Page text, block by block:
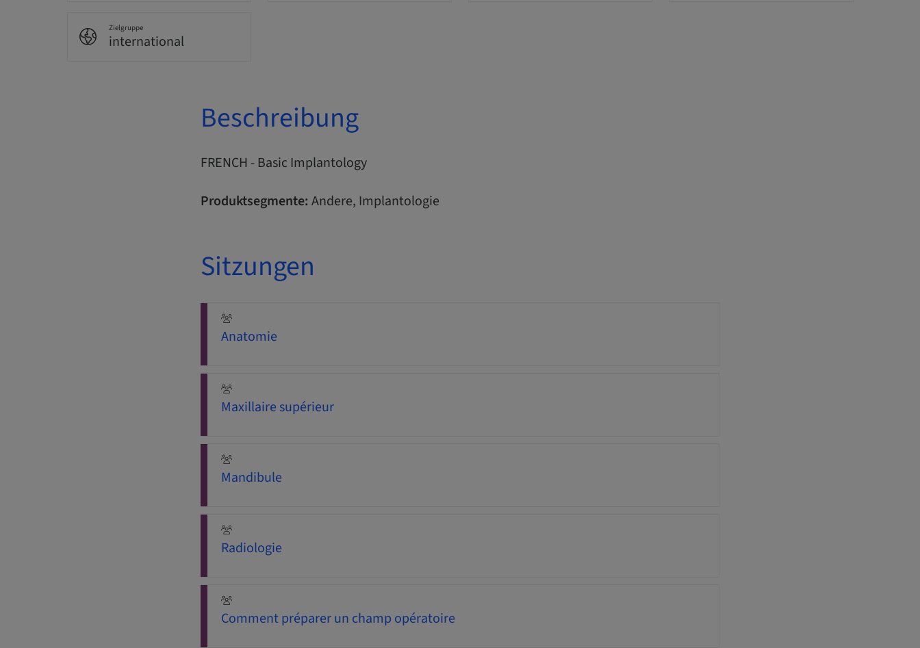
Zielgruppe
international
Beschreibung
FRENCH - Basic Implantology
Produktsegmente: Andere, Implantologie
Sitzungen
Anatomie
Maxillaire supérieur
Mandibule
Radiologie
Comment préparer un champ opératoire